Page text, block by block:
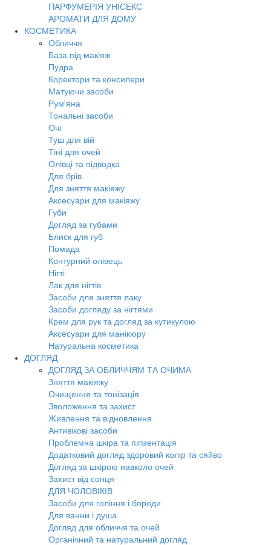
ПАРФУМЕРІЯ УНІСЕКС
АРОМАТИ ДЛЯ ДОМУ
КОСМЕТИКА
Обличчя
База під макіяж
Пудра
Коректори та консилери
Матуючи засоби
Рум'яна
Тональні засоби
Очі
Туш для вій
Тіні для очей
Олівці та підводка
Для брів
Для зняття макіяжу
Аксесуари для макіяжу
Губи
Догляд за губами
Блиск для губ
Помада
Контурний олівець
Нігті
Лак для нігтів
Засоби для зняття лаку
Засоби догляду за нігтями
Крем для рук та догляд за кутикулою
Аксесуари для манікюру
Натуральна косметика
ДОГЛЯД
ДОГЛЯД ЗА ОБЛИЧЧЯМ ТА ОЧИМА
Зняття макіяжу
Очищення та тонізація
Зволоження та захист
Живлення та відновлення
Антивікові засоби
Проблемна шкіра та пігментація
Додатковий догляд здоровий колір та сяйво
Догляд за шкірою навколо очей
Захист від сонця
ДЛЯ ЧОЛОВІКІВ
Засоби для гоління і бороди
Для ванни і душа
Догляд для обличчя та очей
Органічний та натуральний догляд